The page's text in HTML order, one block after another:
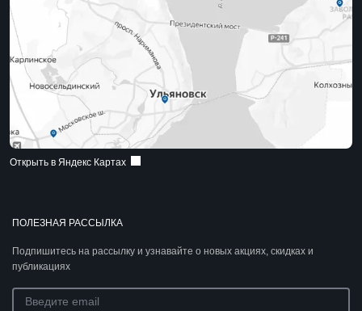
ПОЛЕЗНАЯ РАССЫЛКА
Подпишитесь на рассылку и узнавайте о новых акциях, скидках и
публикациях
Открыть в Яндекс Картах